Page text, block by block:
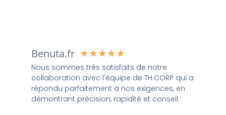
Benuta.fr ★★★★★
Nous sommes très satisfaits de notre
collaboration avec l'équipe de TH.CORP qui a
répondu parfaitement à nos exigences, en
démontrant précision, rapidité et conseil.